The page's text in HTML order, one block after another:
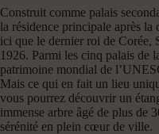
Construit comme palais
la résidence principale après
ici que le dernier roi de Corée,
1926. Parmi les cinq palais de
patrimoine mondial de
Mais ce qui en fait un lieu
vous pourrez découvrir un
immense arbre âgé de plus de
sérénité en plein cœur de ville.